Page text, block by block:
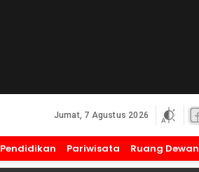
Jumat, 7 Agustus 2026
Pendidikan Pariwisata Ruang Dewan